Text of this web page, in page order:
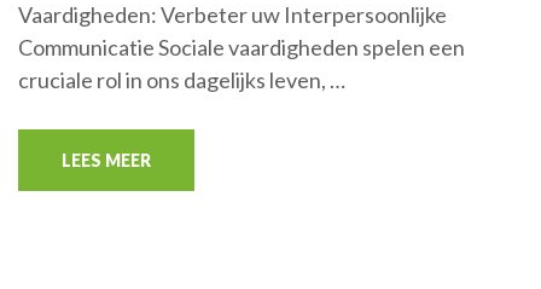
Vaardigheden: Verbeter uw Interpersoonlijke
Communicatie Sociale vaardigheden spelen een
cruciale rol in ons dagelijks leven, …
LEES MEER